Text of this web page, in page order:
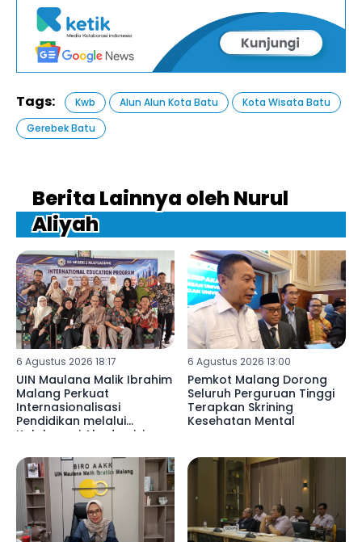
Tags: Kwb Alun Alun Kota Batu
Kota Wisata Batu
Gerebek Batu
Berita Lainnya oleh Nurul
Aliyah
6 Agustus 2026 18:17
UIN Maulana Malik Ibrahim
Malang Perkuat
Internasionalisasi
Pendidikan melalui
Kolaborasi Akademisi
Mulyoagung
6 Agustus 2026 13:00
Pemkot Malang Dorong
Seluruh Perguruan Tinggi
Terapkan Skrining
Kesehatan Mental